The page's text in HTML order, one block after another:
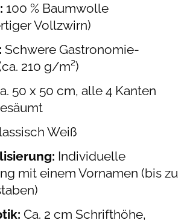
100 % Baumwolle
Vollzwirn)
Schwere Gastronomie-
210 g/m²)
50 x 50 cm, alle 4 Kanten
Weiß
Individuelle
mit einem Vornamen (bis zu
Ca. 2 cm Schrifthöhe,